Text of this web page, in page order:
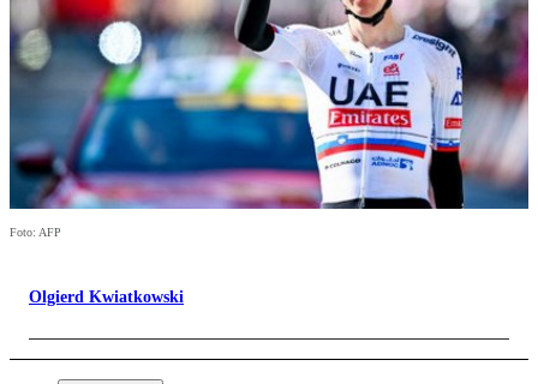
Foto: AFP
Olgierd Kwiatkowski